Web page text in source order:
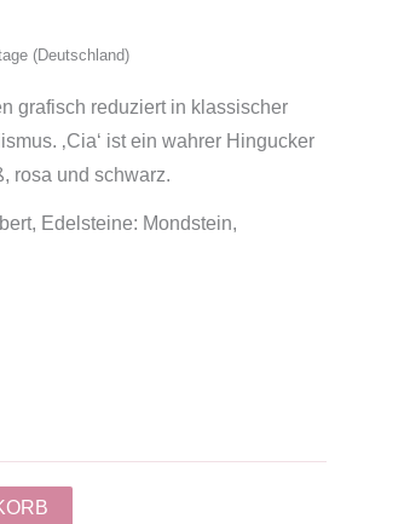
(Deutschland)
grafisch reduziert in klassischer
‚Cia‘ ist ein wahrer Hingucker
rosa und schwarz.
Edelsteine: Mondstein,